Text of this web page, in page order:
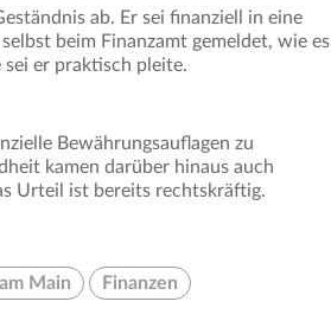
ab. Er sei finanziell in eine
beim Finanzamt gemeldet, wie es
er praktisch pleite.
Bewährungsauflagen zu
kamen darüber hinaus auch
Urteil ist bereits rechtskräftig.
Main Finanzen